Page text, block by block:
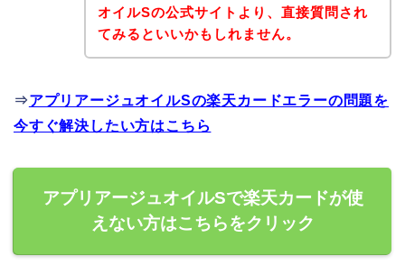
オイルSの公式サイトより、直接質問され
てみるといいかもしれません。
⇒アプリアージュオイルSの楽天カードエラーの問題を
今すぐ解決したい方はこちら
アプリアージュオイルSで楽天カードが使
えない方はこちらをクリック